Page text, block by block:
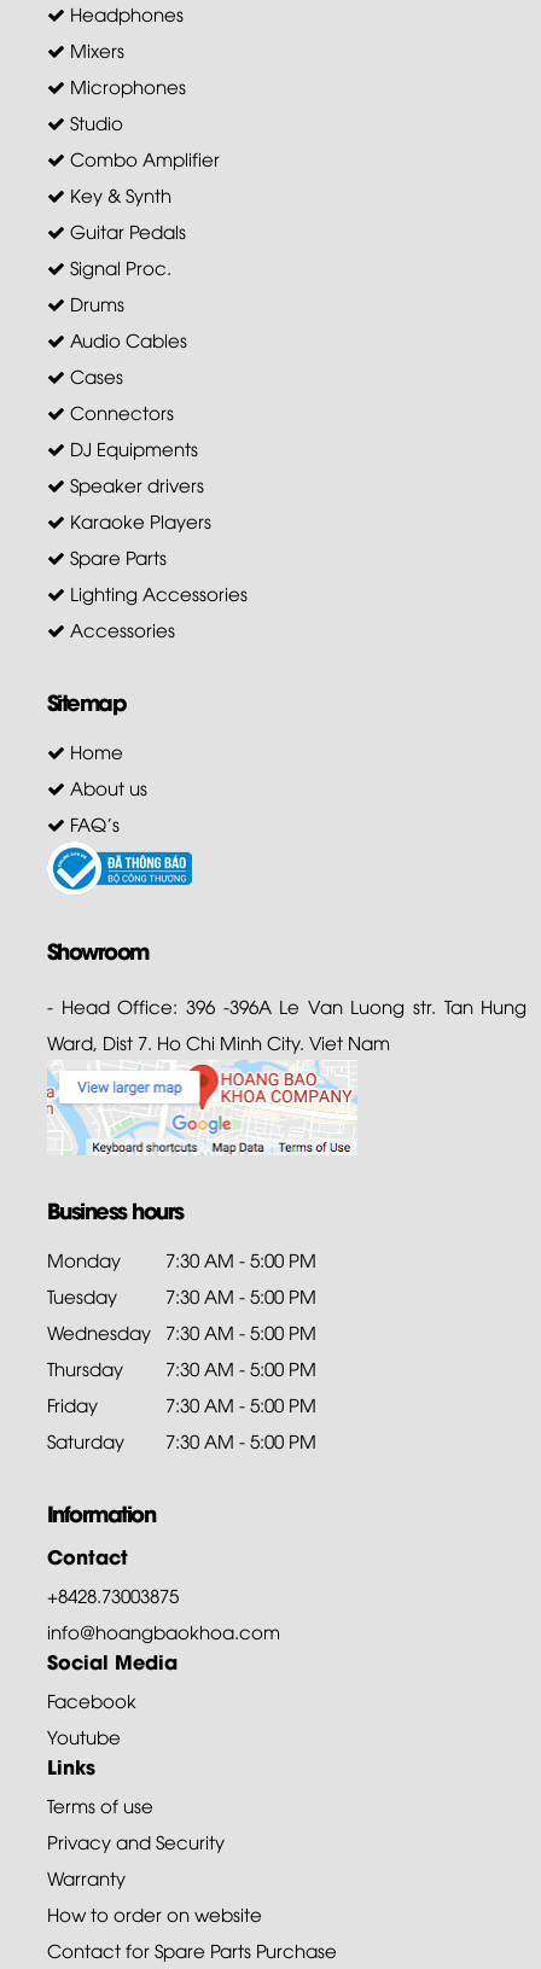
Headphones
Mixers
Microphones
Studio
Combo Amplifier
Key & Synth
Guitar Pedals
Signal Proc.
Drums
Audio Cables
Cases
Connectors
DJ Equipments
Speaker drivers
Karaoke Players
Spare Parts
Lighting Accessories
Accessories
Sitemap
Home
About us
FAQ's
Showroom
- Head Office: 396 -396A Le Van Luong str. Tan Hung
Ward, Dist 7. Ho Chi Minh City. Viet Nam
Business hours
Monday
7:30 AM - 5:00 PM
Tuesday
7:30 AM - 5:00 PM
Wednesday 7:30 AM - 5:00 PM
Thursday
7:30 AM - 5:00 PM
Friday
7:30 AM - 5:00 PM
Saturday
7:30 AM - 5:00 PM
Information
Contact
+8428.73003875
info@hoangbaokhoa.com
Social Media
Facebook
Youtube
Links
Terms of use
Privacy and Security
Warranty
How to order on website
Contact for Spare Parts Purchase